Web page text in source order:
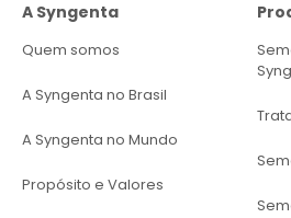
A Syngenta
Quem somos
A Syngenta no Brasil
A Syngenta no Mundo
Propósito e Valores